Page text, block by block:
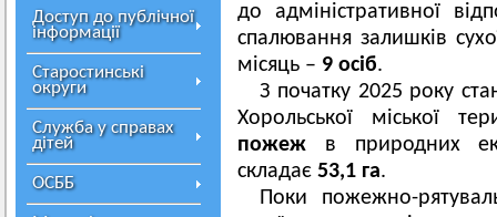
Доступ до публічної
інформації
Старостинські
округи
Служба у справах
дітей
ОСББ
до адміністративної
спалювання залишків
місяць – 9 осіб.
З початку 2025 року
Хорольської міської
пожеж в природних
складає 53,1 га.
Поки пожежно-